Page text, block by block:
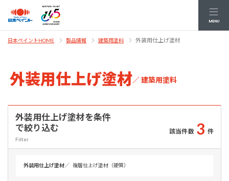
MENU
日本ペイントHOME 製品情報 建築用塗料 外装用仕上げ塗材
外装用仕上げ塗材／ 建築用塗料
外装用仕上げ塗材を条件
で絞り込む
Filter
該当件数 3 件
外装用仕上げ塗材／ 複層仕上げ塗材（硬質）